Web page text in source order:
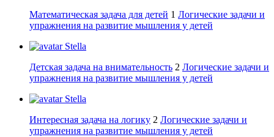
Математическая задача для детей 1 Логические задачи и
упражнения на развитие мышления у детей
Stella
Детская задача на внимательность 2 Логические задачи и
упражнения на развитие мышления у детей
Stella
Интересная задача на логику 2 Логические задачи и
упражнения на развитие мышления у детей